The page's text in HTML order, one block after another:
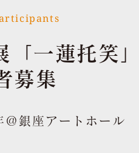
「一蓮托笑
募集
銀座アートホール